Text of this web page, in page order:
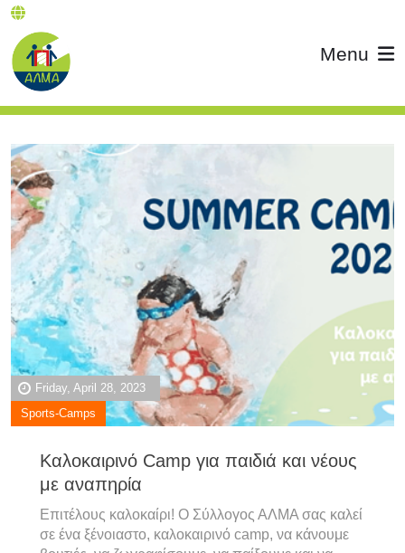
Menu
Friday, April 28, 2023
Sports-Camps
Καλοκαιρινό Camp για παιδιά και νέους
με αναπηρία
Επιτέλους καλοκαίρι! Ο Σύλλογος ΑΛΜΑ σας καλεί
σε ένα ξένοιαστο, καλοκαιρινό camp, να κάνουμε